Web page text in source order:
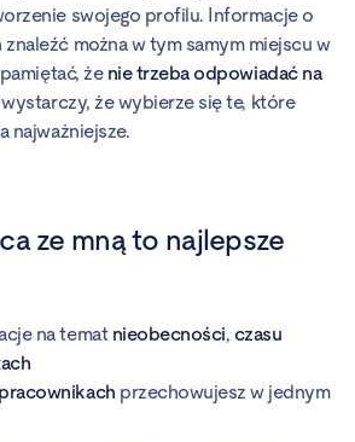
swojego profilu. Informacje o
można w tym samym miejscu w
że nie trzeba odpowiadać na
że wybierze się te, które
najważniejsze.
ze mną to najlepsze
na temat nieobecności, czasu
pracownikach przechowujesz w jednym